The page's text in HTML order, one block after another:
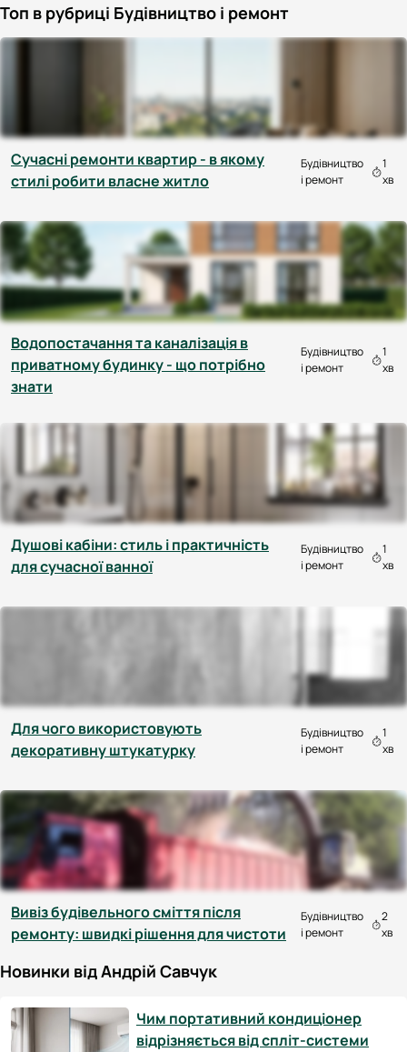
Топ в рубриці Будівництво і ремонт
Cучасні ремонти квартир - в якому
стилі робити власне житло
Будівництво
і ремонт
1
хв
Водопостачання та каналізація в
приватному будинку - що потрібно
знати
Будівництво
і ремонт
1
хв
Душові кабіни: стиль і практичність
для сучасної ванної
Будівництво
і ремонт
1
хв
Для чого використовують
декоративну штукатурку
Будівництво
і ремонт
1
хв
Вивіз будівельного сміття після
ремонту: швидкі рішення для чистоти
Будівництво
і ремонт
2
хв
Новинки від Андрій Савчук
Чим портативний кондиціонер
відрізняється від спліт-системи